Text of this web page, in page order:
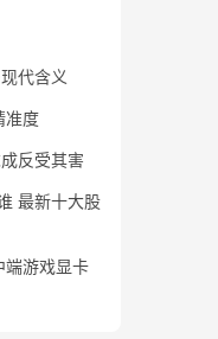
代含义
准度
反受其害
最新十大股
端游戏显卡